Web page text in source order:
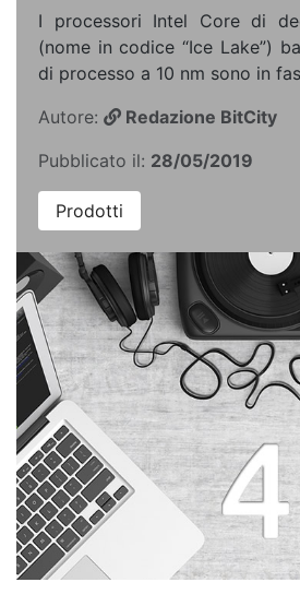
I processori Intel Core di
(nome in codice “Ice Lake”)
di processo a 10 nm sono in
Autore:
Redazione BitCity
Pubblicato il: 28/05/2019
Prodotti